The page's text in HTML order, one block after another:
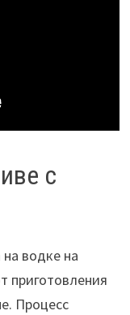
с
водке на
приготовления
Процесс